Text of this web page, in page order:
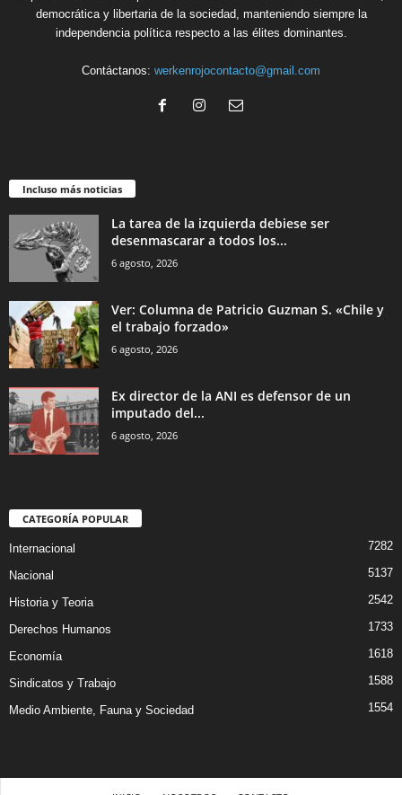
democrática y libertaria de la sociedad, manteniendo siempre la
independencia política respecto a las élites dominantes.
Contáctanos: werkenrojocontacto@gmail.com
Incluso más noticias
La tarea de la izquierda debiese ser
desenmascarar a todos los...
6 agosto, 2026
Ver: Columna de Patricio Guzman S. «Chile y
el trabajo forzado»
6 agosto, 2026
Ex director de la ANI es defensor de un
imputado del...
6 agosto, 2026
CATEGORÍA POPULAR
Internacional 7282
Nacional 5137
Historia y Teoria 2542
Derechos Humanos 1733
Economía 1618
Sindicatos y Trabajo 1588
Medio Ambiente, Fauna y Sociedad 1554